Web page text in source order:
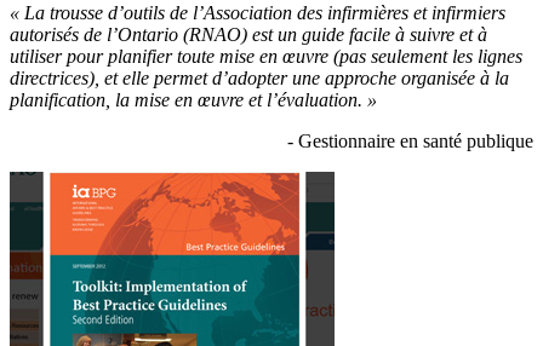
« La trousse d’outils de l’Association des infirmières et infirmiers
autorisés de l’Ontario (RNAO) est un guide facile à suivre et à
utiliser pour planifier toute mise en œuvre (pas seulement les lignes
directrices), et elle permet d’adopter une approche organisée à la
planification, la mise en œuvre et l’évaluation. »
- Gestionnaire en santé publique